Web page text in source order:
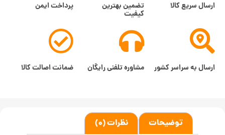
ارسال سریع کالا تضمین بهترین
کیفیت
پرداخت ایمن
ارسال به سراسر کشور مشاوره تلفنی رایگان ضمانت اصالت کالا
توضیحات نظرات (0)